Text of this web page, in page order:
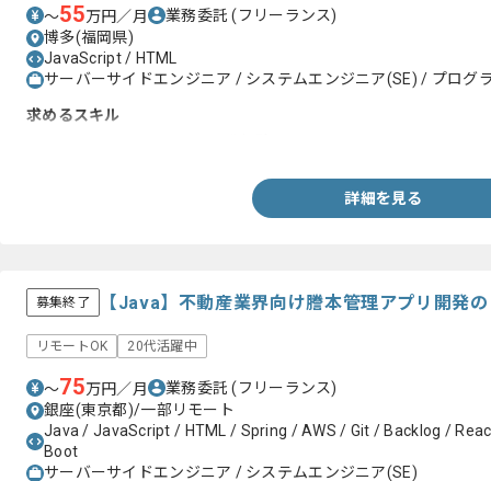
〜55万円／月 業務委託(フリーランス)
博多(福岡県)
JavaScript / HTML
サーバーサイドエンジニア / システムエンジニア(SE) / プログ
求めるスキル
詳細を見る
募集終了 【Java】不動産業界向け謄本管理アプリ開発
リモートOK 20代活躍中
〜75万円／月 業務委託(フリーランス)
銀座(東京都)/一部リモート
Java / JavaScript / HTML / Spring / AWS / Git / Backlog /
Boot
サーバーサイドエンジニア / システムエンジニア(SE)